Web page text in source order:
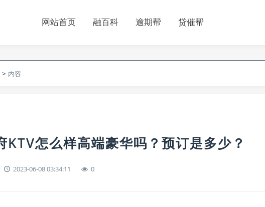
网站首页 融百科 逾期帮 贷催帮
> 内容
KTV怎么样高端豪华吗？预订是多少？
2023-06-08 03:34:11 0